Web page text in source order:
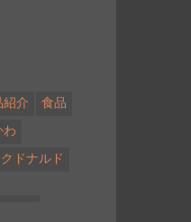
紹介 食品
わ
ドナルド